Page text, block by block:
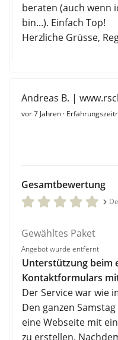
beraten (auch wenn
bin...). Einfach Top!
Herzliche Grüsse,
Andreas B. |
vor 7 Jahren ·
Gesamtbewertung
Gewähltes Paket
Angebot wurde entfernt
Unterstützung beim
Kontaktformulars
Der Service war wie
Den ganzen
eine Webseite mit
zu erstellen.